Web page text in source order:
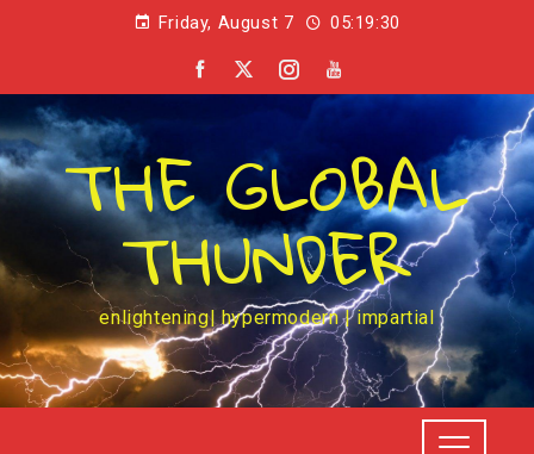
Friday, August 7 05:19:30
THE GLOBAL
THUNDER
enlightening| hypermodern | impartial